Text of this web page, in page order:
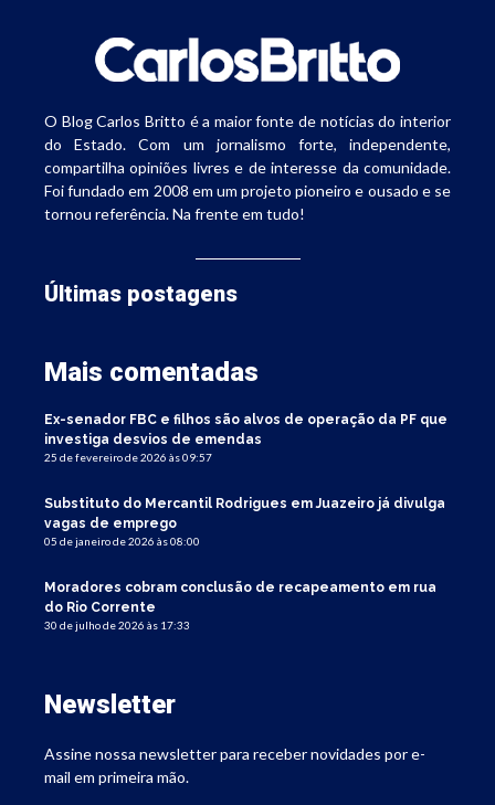
O Blog Carlos Britto é a maior fonte de notícias do interior
do Estado. Com um jornalismo forte, independente,
compartilha opiniões livres e de interesse da comunidade.
Foi fundado em 2008 em um projeto pioneiro e ousado e se
tornou referência. Na frente em tudo!
Últimas postagens
Mais comentadas
Ex-senador FBC e filhos são alvos de operação da PF que
investiga desvios de emendas
25 de fevereiro de 2026 às 09:57
Substituto do Mercantil Rodrigues em Juazeiro já divulga
vagas de emprego
05 de janeiro de 2026 às 08:00
Moradores cobram conclusão de recapeamento em rua
do Rio Corrente
30 de julho de 2026 às 17:33
Newsletter
Assine nossa newsletter para receber novidades por e-
mail em primeira mão.